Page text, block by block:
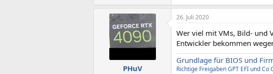
PHuV
26. Juli 2020
Wer viel mit VMs, Bild- und
Entwickler bekommen
Grundlage für BIOS und
Richtige FreigabenGPT EFI und Co